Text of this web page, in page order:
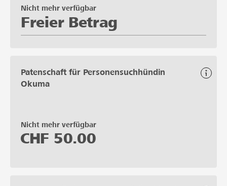
Freier Betrag
Nicht mehr verfügbar
Patenschaft für Personensuchhündin
Okuma
Nicht mehr verfügbar
CHF 50.00